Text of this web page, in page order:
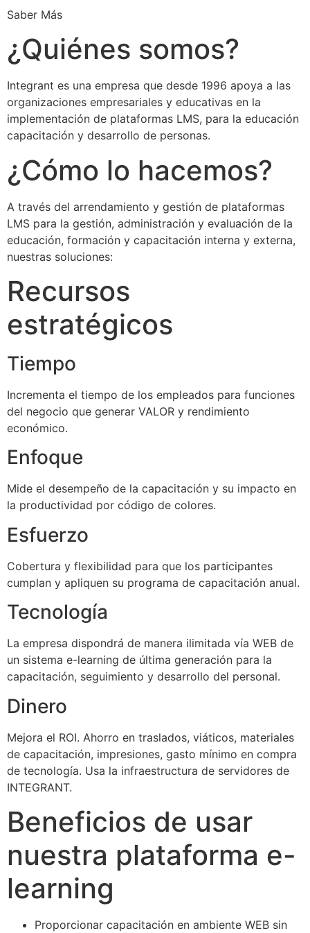
Saber Más
¿Quiénes somos?
Integrant es una empresa que desde 1996 apoya a las
organizaciones empresariales y educativas en la
implementación de plataformas LMS, para la educación
capacitación y desarrollo de personas.
¿Cómo lo hacemos?
A través del arrendamiento y gestión de plataformas
LMS para la gestión, administración y evaluación de la
educación, formación y capacitación interna y externa,
nuestras soluciones:
Recursos
estratégicos
Tiempo
Incrementa el tiempo de los empleados para funciones
del negocio que generar VALOR y rendimiento
económico.
Enfoque
Mide el desempeño de la capacitación y su impacto en
la productividad por código de colores.
Esfuerzo
Cobertura y flexibilidad para que los participantes
cumplan y apliquen su programa de capacitación anual.
Tecnología
La empresa dispondrá de manera ilimitada vía WEB de
un sistema e-learning de última generación para la
capacitación, seguimiento y desarrollo del personal.
Dinero
Mejora el ROI. Ahorro en traslados, viáticos, materiales
de capacitación, impresiones, gasto mínimo en compra
de tecnología. Usa la infraestructura de servidores de
INTEGRANT.
Beneficios de usar
nuestra plataforma e-
learning
Proporcionar capacitación en ambiente WEB sin